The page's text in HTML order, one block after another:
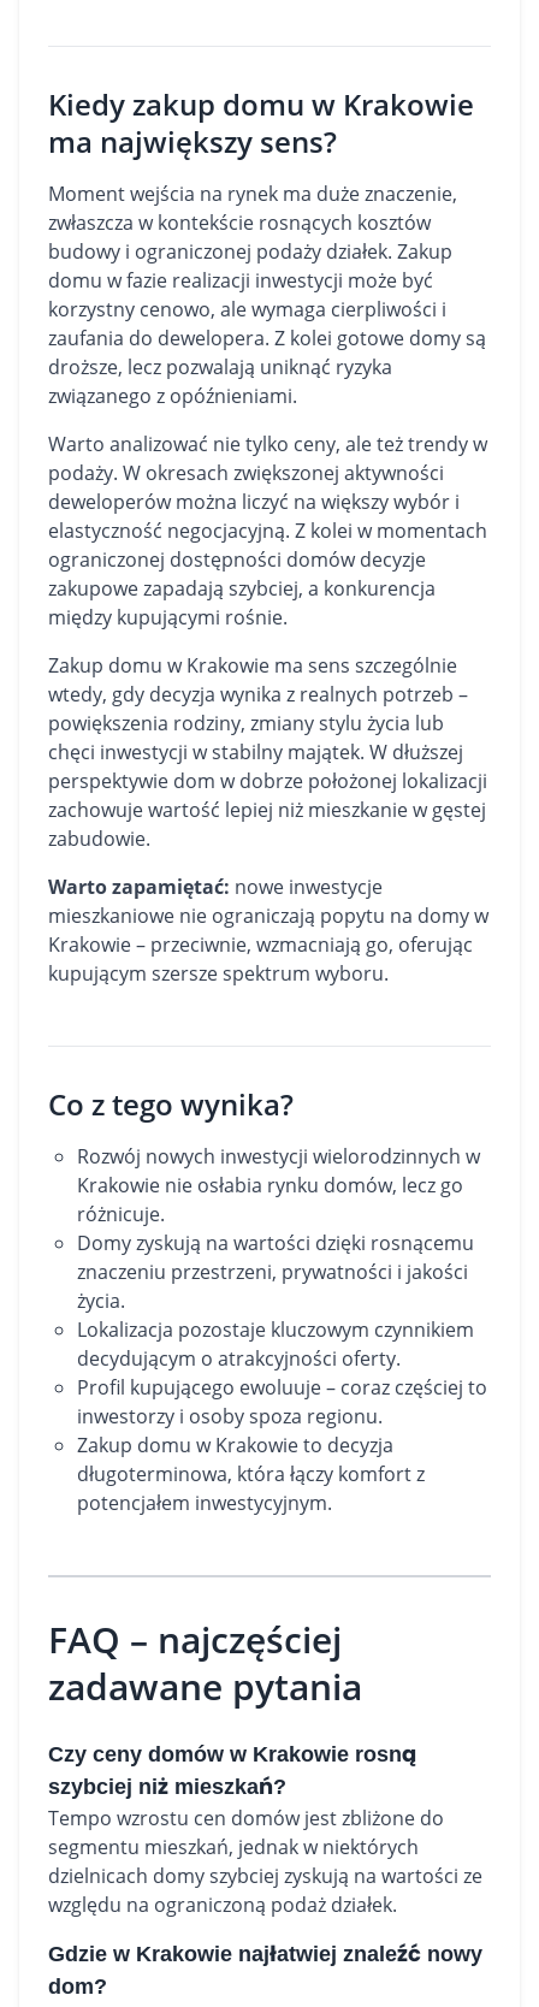
Kiedy zakup domu w Krakowie
ma największy sens?
Moment wejścia na rynek ma duże znaczenie,
zwłaszcza w kontekście rosnących kosztów
budowy i ograniczonej podaży działek. Zakup
domu w fazie realizacji inwestycji może być
korzystny cenowo, ale wymaga cierpliwości i
zaufania do dewelopera. Z kolei gotowe domy są
droższe, lecz pozwalają uniknąć ryzyka
związanego z opóźnieniami.
Warto analizować nie tylko ceny, ale też trendy w
podaży. W okresach zwiększonej aktywności
deweloperów można liczyć na większy wybór i
elastyczność negocjacyjną. Z kolei w momentach
ograniczonej dostępności domów decyzje
zakupowe zapadają szybciej, a konkurencja
między kupującymi rośnie.
Zakup domu w Krakowie ma sens szczególnie
wtedy, gdy decyzja wynika z realnych potrzeb –
powiększenia rodziny, zmiany stylu życia lub
chęci inwestycji w stabilny majątek. W dłuższej
perspektywie dom w dobrze położonej lokalizacji
zachowuje wartość lepiej niż mieszkanie w gęstej
zabudowie.
Warto zapamiętać: nowe inwestycje
mieszkaniowe nie ograniczają popytu na domy w
Krakowie – przeciwnie, wzmacniają go, oferując
kupującym szersze spektrum wyboru.
Co z tego wynika?
Rozwój nowych inwestycji wielorodzinnych w
Krakowie nie osłabia rynku domów, lecz go
różnicuje.
Domy zyskują na wartości dzięki rosnącemu
znaczeniu przestrzeni, prywatności i jakości
życia.
Lokalizacja pozostaje kluczowym czynnikiem
decydującym o atrakcyjności oferty.
Profil kupującego ewoluuje – coraz częściej to
inwestorzy i osoby spoza regionu.
Zakup domu w Krakowie to decyzja
długoterminowa, która łączy komfort z
potencjałem inwestycyjnym.
FAQ – najczęściej
zadawane pytania
Czy ceny domów w Krakowie rosną
szybciej niż mieszkań?
Tempo wzrostu cen domów jest zbliżone do
segmentu mieszkań, jednak w niektórych
dzielnicach domy szybciej zyskują na wartości ze
względu na ograniczoną podaż działek.
Gdzie w Krakowie najłatwiej znaleźć nowy
dom?